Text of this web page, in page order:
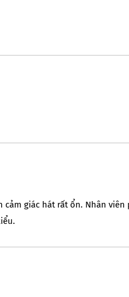
giác hát rất ổn. Nhân